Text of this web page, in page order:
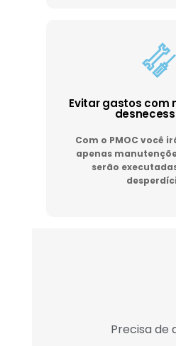
Evitar gastos com
Com o PMOC você
apenas
serão
Precisa de